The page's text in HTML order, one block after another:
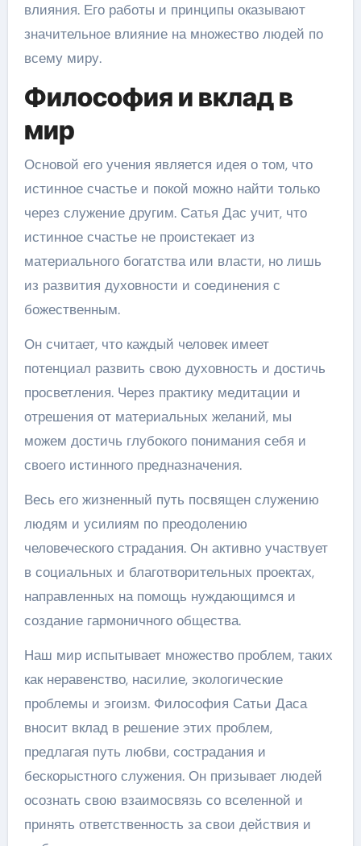
влияния. Его работы и принципы оказывают
значительное влияние на множество людей по
всему миру.
Философия и вклад в
мир
Основой его учения является идея о том, что
истинное счастье и покой можно найти только
через служение другим. Сатья Дас учит, что
истинное счастье не проистекает из
материального богатства или власти, но лишь
из развития духовности и соединения с
божественным.
Он считает, что каждый человек имеет
потенциал развить свою духовность и достичь
просветления. Через практику медитации и
отрешения от материальных желаний, мы
можем достичь глубокого понимания себя и
своего истинного предназначения.
Весь его жизненный путь посвящен служению
людям и усилиям по преодолению
человеческого страдания. Он активно участвует
в социальных и благотворительных проектах,
направленных на помощь нуждающимся и
создание гармоничного общества.
Наш мир испытывает множество проблем, таких
как неравенство, насилие, экологические
проблемы и эгоизм. Философия Сатьи Даса
вносит вклад в решение этих проблем,
предлагая путь любви, сострадания и
бескорыстного служения. Он призывает людей
осознать свою взаимосвязь со вселенной и
принять ответственность за свои действия и